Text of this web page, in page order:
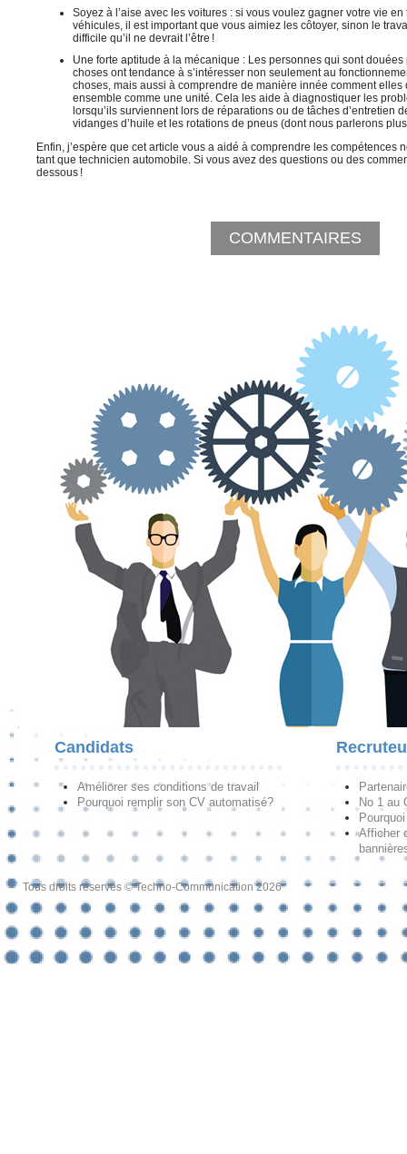
Soyez à l’aise avec les voitures : si vous voulez gagner votre vie
véhicules, il est important que vous aimiez les côtoyer, sinon le
difficile qu’il ne devrait l’être !
Une forte aptitude à la mécanique : Les personnes qui sont
choses ont tendance à s’intéresser non seulement au
choses, mais aussi à comprendre de manière innée comment elles
ensemble comme une unité. Cela les aide à diagnostiquer les
lorsqu’ils surviennent lors de réparations ou de tâches d’entretien
vidanges d’huile et les rotations de pneus (dont nous parlerons
Enfin, j’espère que cet article vous a aidé à comprendre les compétences
tant que technicien automobile. Si vous avez des questions ou des
dessous !
COMMENTAIRES
Candidats
Améliorer ses conditions de travail
Pourquoi remplir son CV automatisé?
No 1 au
Afficher
Tous droits réservés © Techno-Communication 2026